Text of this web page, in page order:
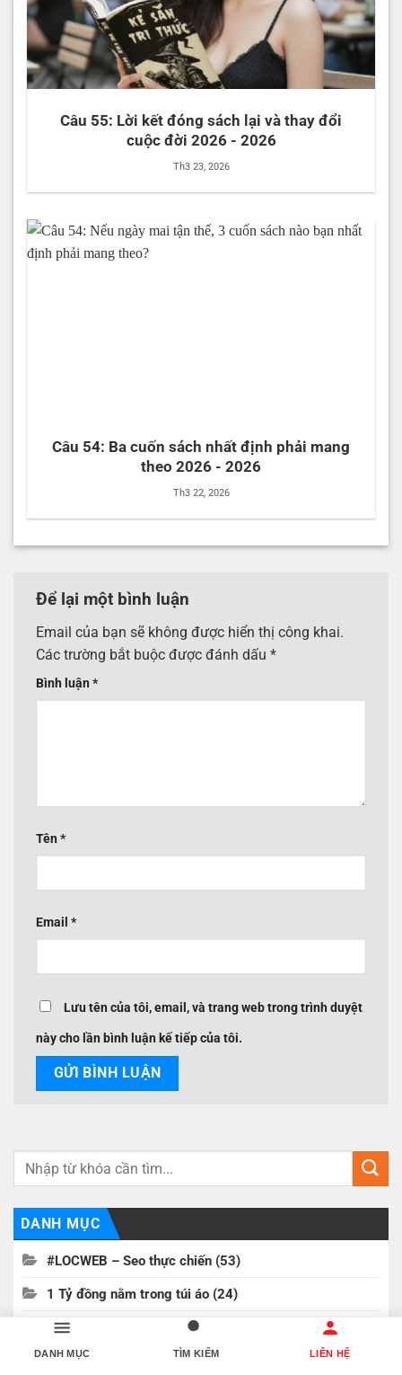
Câu 55: Lời kết đóng sách lại và thay đổi
cuộc đời 2026 - 2026
Th3 23, 2026
Câu 54: Ba cuốn sách nhất định phải mang
theo 2026 - 2026
Th3 22, 2026
Để lại một bình luận
Email của bạn sẽ không được hiển thị công khai.
Các trường bắt buộc được đánh dấu *
Bình luận *
Tên *
Email *
Lưu tên của tôi, email, và trang web trong trình duyệt
này cho lần bình luận kế tiếp của tôi.
DANH MỤC
#LOCWEB – Seo thực chiến (53)
1 Tỷ đồng nằm trong túi áo (24)
200 CÂU HỎI ĐÁP AI (56)
200 câu hỏi lột trần sự thật chứng khoán (1)
DANH MỤC TÌM KIẾM LIÊN HỆ